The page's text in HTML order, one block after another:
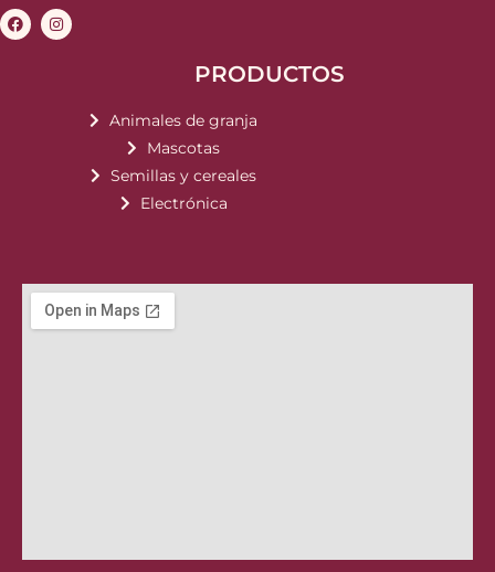
PRODUCTOS
Animales de granja
Mascotas
Semillas y cereales
Electrónica